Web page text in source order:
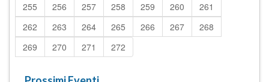
255
256 257 258 259 260
261
262
263 264 265 266 267
268
269
270 271 272